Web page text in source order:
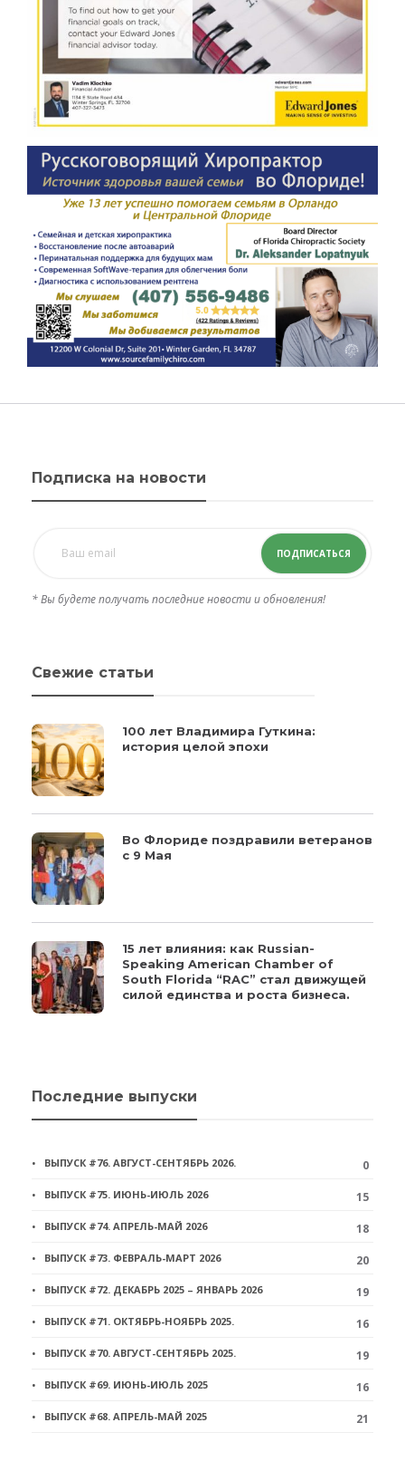
Подписка на новости
ПОДПИСАТЬСЯ
* Вы будете получать последние новости и обновления!
Свежие статьи
100 лет Владимира Гуткина:
история целой эпохи
Во Флориде поздравили ветеранов
с 9 Мая
15 лет влияния: как Russian-
Speaking American Chamber of
South Florida “RAC” стал движущей
силой единства и роста бизнеса.
Последние выпуски
ВЫПУСК #76. АВГУСТ-СЕНТЯБРЬ 2026. 0
ВЫПУСК #75. ИЮНЬ-ИЮЛЬ 2026 15
ВЫПУСК #74. АПРЕЛЬ-МАЙ 2026 18
ВЫПУСК #73. ФЕВРАЛЬ-МАРТ 2026 20
ВЫПУСК #72. ДЕКАБРЬ 2025 – ЯНВАРЬ 2026 19
ВЫПУСК #71. ОКТЯБРЬ-НОЯБРЬ 2025. 16
ВЫПУСК #70. АВГУСТ-СЕНТЯБРЬ 2025. 19
ВЫПУСК #69. ИЮНЬ-ИЮЛЬ 2025 16
ВЫПУСК #68. АПРЕЛЬ-МАЙ 2025 21